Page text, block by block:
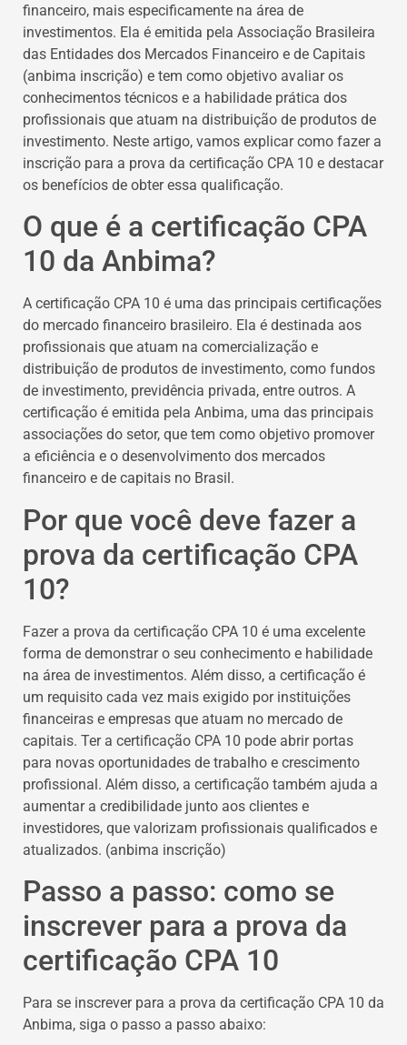
financeiro, mais especificamente na área de
investimentos. Ela é emitida pela Associação Brasileira
das Entidades dos Mercados Financeiro e de Capitais
(anbima inscrição) e tem como objetivo avaliar os
conhecimentos técnicos e a habilidade prática dos
profissionais que atuam na distribuição de produtos de
investimento. Neste artigo, vamos explicar como fazer a
inscrição para a prova da certificação CPA 10 e destacar
os benefícios de obter essa qualificação.
O que é a certificação CPA
10 da Anbima?
A certificação CPA 10 é uma das principais certificações
do mercado financeiro brasileiro. Ela é destinada aos
profissionais que atuam na comercialização e
distribuição de produtos de investimento, como fundos
de investimento, previdência privada, entre outros. A
certificação é emitida pela Anbima, uma das principais
associações do setor, que tem como objetivo promover
a eficiência e o desenvolvimento dos mercados
financeiro e de capitais no Brasil.
Por que você deve fazer a
prova da certificação CPA
10?
Fazer a prova da certificação CPA 10 é uma excelente
forma de demonstrar o seu conhecimento e habilidade
na área de investimentos. Além disso, a certificação é
um requisito cada vez mais exigido por instituições
financeiras e empresas que atuam no mercado de
capitais. Ter a certificação CPA 10 pode abrir portas
para novas oportunidades de trabalho e crescimento
profissional. Além disso, a certificação também ajuda a
aumentar a credibilidade junto aos clientes e
investidores, que valorizam profissionais qualificados e
atualizados. (anbima inscrição)
Passo a passo: como se
inscrever para a prova da
certificação CPA 10
Para se inscrever para a prova da certificação CPA 10 da
Anbima, siga o passo a passo abaixo: